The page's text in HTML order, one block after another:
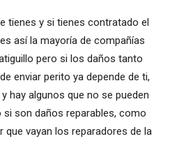
tienes y si tienes contratado el
así la mayoría de compañías
pero si los daños tanto
enviar perito ya depende de ti,
hay algunos que no se pueden
si son daños reparables, como
que vayan los reparadores de la